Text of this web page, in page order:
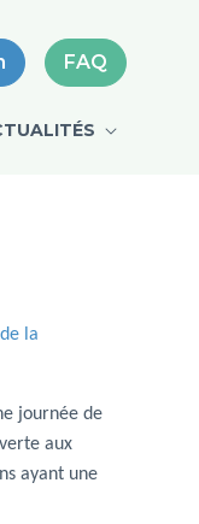
FAQ
la
journée de
aux
ayant une